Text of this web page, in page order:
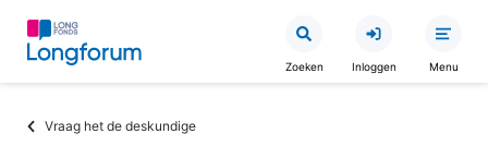
Overslaan
inhoud
Zoeken Inloggen Menu
Kruimelpad
Vraag het de deskundige